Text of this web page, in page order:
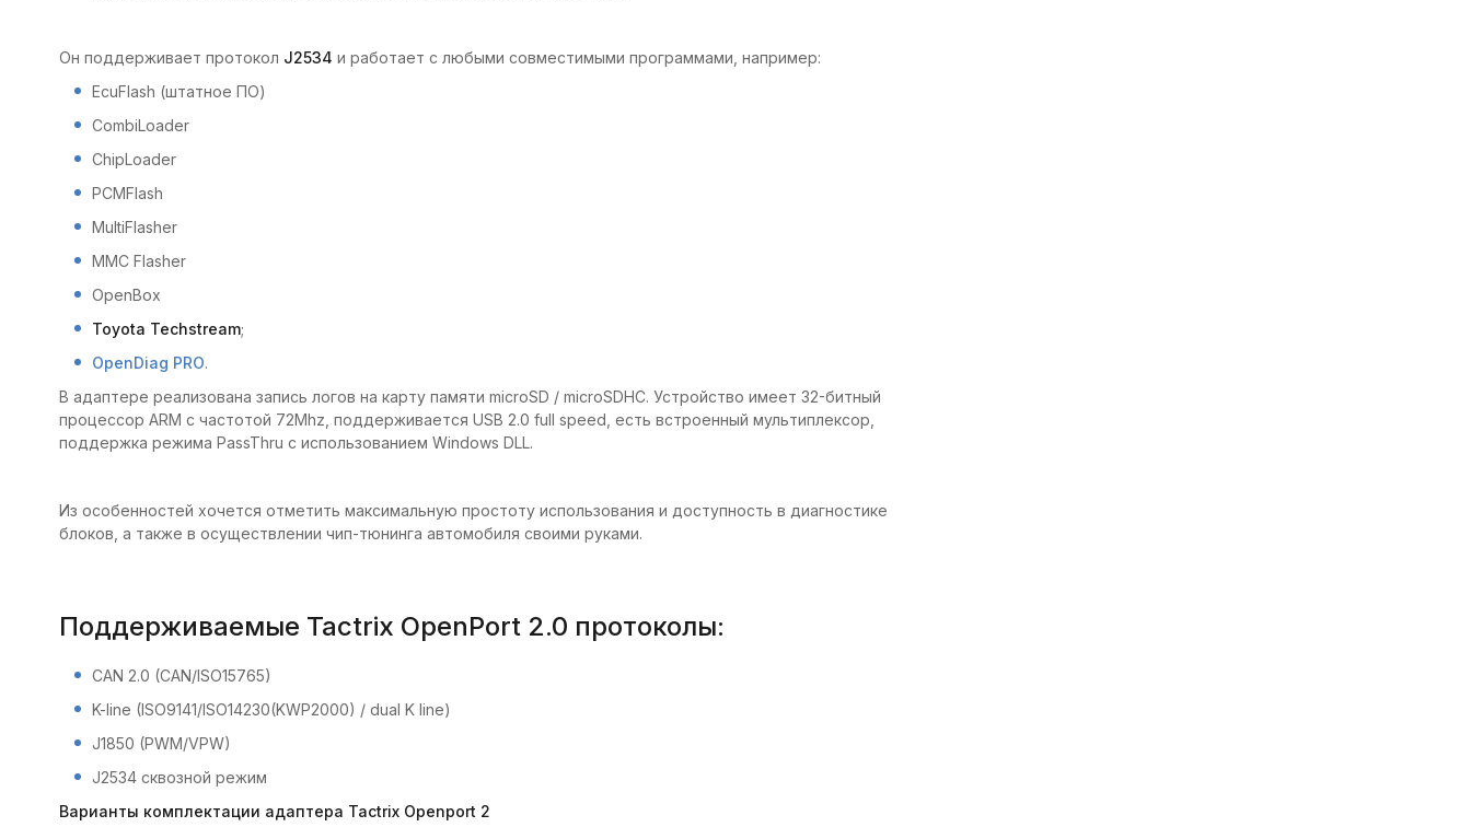
Он поддерживает протокол J2534 и работает с любыми совместимыми программами, например:
EcuFlash (штатное ПО)
CombiLoader
ChipLoader
PCMFlash
MultiFlasher
MMC Flasher
OpenBox
Toyota Techstream;
OpenDiag PRO.
В адаптере реализована запись логов на карту памяти microSD / microSDHC. Устройство имеет 32-битный
процессор ARM с частотой 72Mhz, поддерживается USB 2.0 full speed, есть встроенный мультиплексор,
поддержка режима PassThru с использованием Windows DLL.
Из особенностей хочется отметить максимальную простоту использования и доступность в диагностике
блоков, а также в осуществлении чип-тюнинга автомобиля своими руками.
Поддерживаемые Tactrix OpenPort 2.0 протоколы:
CAN 2.0 (CAN/ISO15765)
K-line (ISO9141/ISO14230(KWP2000) / dual K line)
J1850 (PWM/VPW)
J2534 сквозной режим
Варианты комплектации адаптера Tactrix Openport 2